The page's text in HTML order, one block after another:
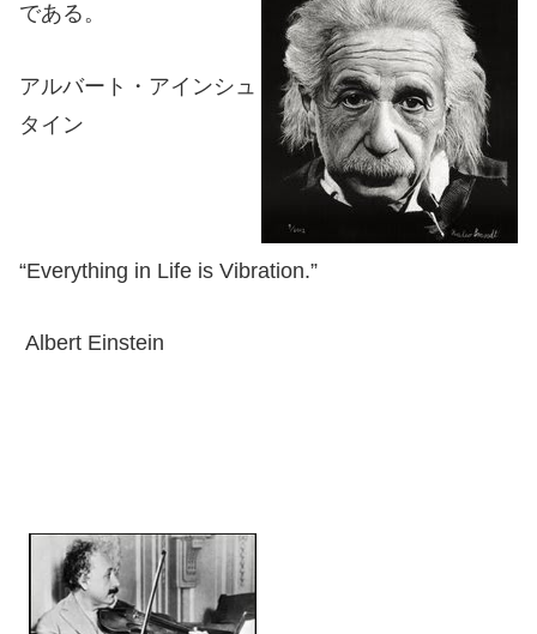
である。
アルバート・アインシュ
タイン
“Everything in Life is Vibration.”
Albert Einstein